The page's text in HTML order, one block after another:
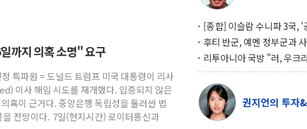
까지 의혹 소명" 요구
특파원 = 도널드 트럼프 미국 대통령이 리사
이사 해임 시도를 재개했다. 입증되지 않은
혹이 근거다. 중앙은행 독립성을 둘러싼 법
을 전망이다. 7일(현지시간) 로이터통신과
[종합] 이슬람 수니파 3국, '
협정' 체결… 이스라엘·이
맞설 자체 억지력 강화
후티 반군, 예멘 정부군과
공격… 위기 고조되는 또 다
약고
리투아니아 국방 "러, 우크
로 나토 회원국 공격 검토…
작전"
권지언의 투자